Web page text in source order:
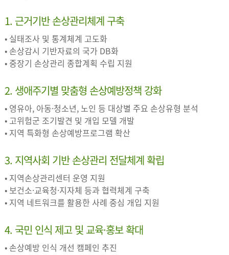
1. 근거기반 손상관리체계 구축
• 실태조사 및 통계체계 고도화
• 손상감시 기반자료의 국가 DB화
• 중장기 손상관리 종합계획 수립 지원
2. 생애주기별 맞춤형 손상예방정책 강화
• 영유아, 아동·청소년, 노인 등 대상별 주요 손상유형 분석
• 고위험군 조기발견 및 개입 모델 개발
• 지역 특화형 손상예방프로그램 확산
3. 지역사회 기반 손상관리 전달체계 확립
• 지역손상관리센터 운영 지원
• 보건소·교육청·지자체 등과 협력체계 구축
• 지역 네트워크를 활용한 사례 중심 개입 지원
4. 국민 인식 제고 및 교육·홍보 확대
• 손상예방 인식 개선 캠페인 추진